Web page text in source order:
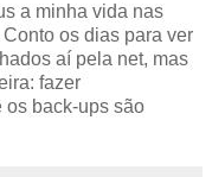
a minha vida nas
os dias para ver
aí pela net, mas
fazer
os back-ups são